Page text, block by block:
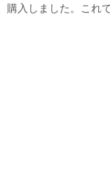
購入しました。これで